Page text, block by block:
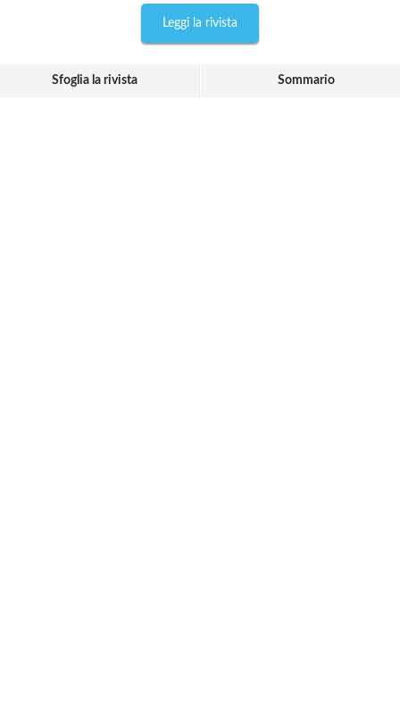
Leggi la rivista
Sfoglia la rivista Sommario